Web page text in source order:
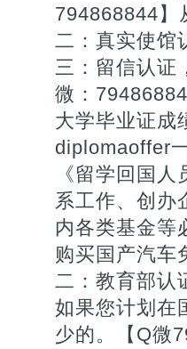
794868844】
二：真实使馆
三：留信认证
微：
大学毕业证成
diplomaoffer
《留学回国
系工作、创办
内各类基金等
购买国产汽车
二：教育部认
如果您计划在
少的。【Q微